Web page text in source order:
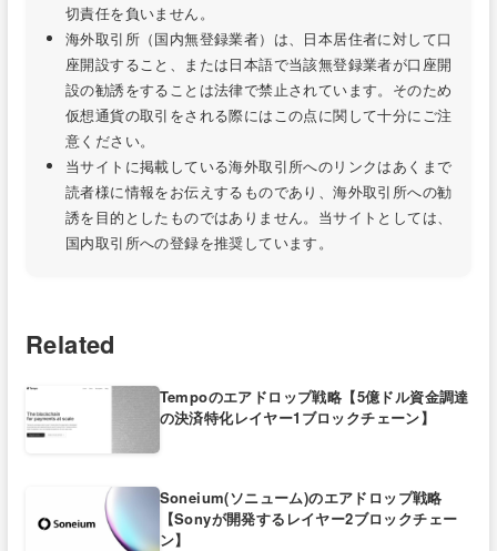
切責任を負いません。
海外取引所（国内無登録業者）は、日本居住者に対して口
座開設すること、または日本語で当該無登録業者が口座開
設の勧誘をすることは法律で禁止されています。そのため
仮想通貨の取引をされる際にはこの点に関して十分にご注
意ください。
当サイトに掲載している海外取引所へのリンクはあくまで
読者様に情報をお伝えするものであり、海外取引所への勧
誘を目的としたものではありません。当サイトとしては、
国内取引所への登録を推奨しています。
Related
Tempoのエアドロップ戦略【5億ドル資金調達
の決済特化レイヤー1ブロックチェーン】
Soneium(ソニューム)のエアドロップ戦略
【Sonyが開発するレイヤー2ブロックチェー
ン】